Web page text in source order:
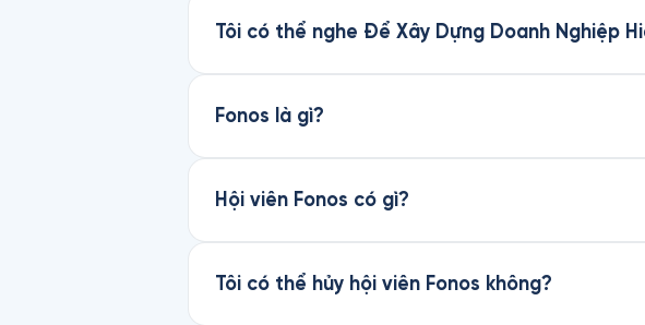
Tôi có thể nghe Để Xây Dựng Doanh Nghiệp
Fonos là gì?
Hội viên Fonos có gì?
Tôi có thể hủy hội viên Fonos không?